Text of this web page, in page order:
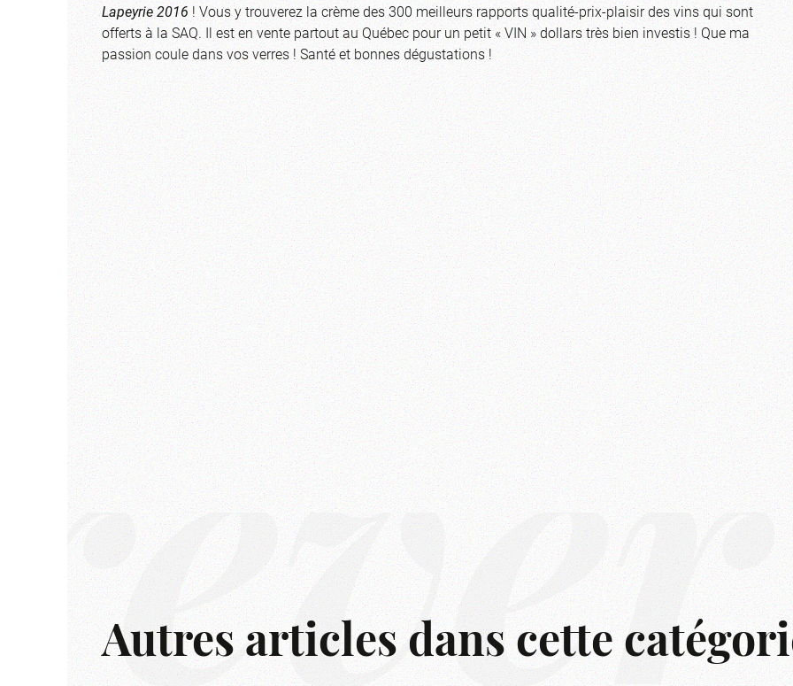
Lapeyrie 2016! Vous y trouverez la crème des 300 meilleurs rapports qualité-prix-plaisir des vins qui sont
offerts à la SAQ. Il est en vente partout au Québec pour un petit « VIN » dollars très bien investis ! Que ma
passion coule dans vos verres ! Santé et bonnes dégustations !
Autres articles dans cette